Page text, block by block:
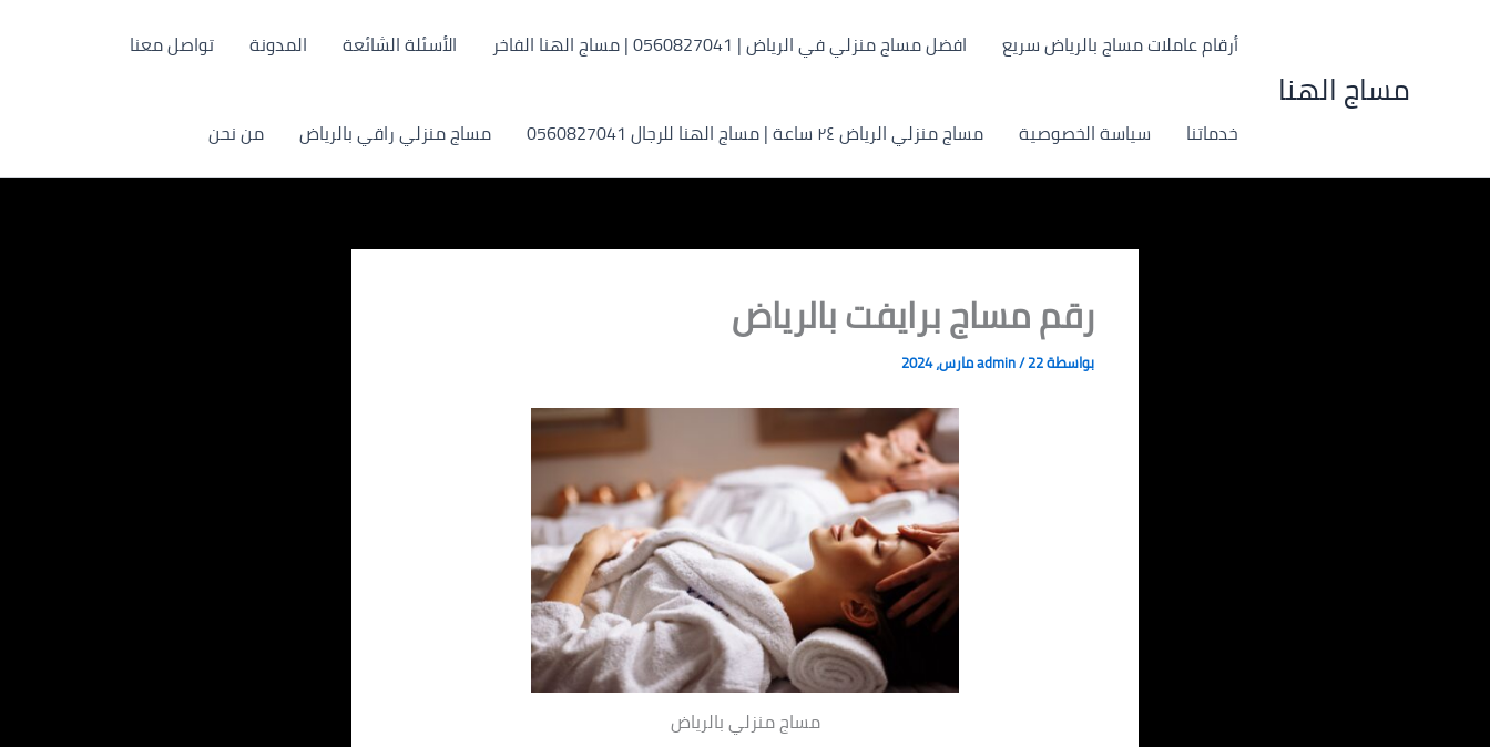
مساج الهنا
أرقام عاملات مساج بالرياض سريع افضل مساج منزلي في الرياض | 0560827041 | مساج الهنا الفاخر الأسئلة الشائعة المدونة تواصل معنا
خدماتنا سياسة الخصوصية مساج منزلي الرياض ٢٤ ساعة | مساج الهنا للرجال 0560827041 مساج منزلي راقي بالرياض من نحن
رقم مساج برايفت بالرياض
بواسطة admin/22 مارس، 2024
مساج منزلي بالرياض